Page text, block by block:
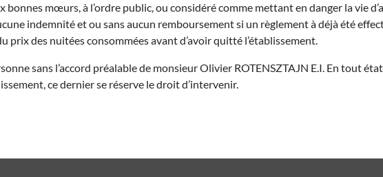
mœurs, à l’ordre public, ou considéré comme mettant en danger la vie
indemnité et ou sans aucun remboursement si un règlement à déjà été
prix des nuitées consommées avant d’avoir quitté l’établissement.
sans l’accord préalable de monsieur Olivier ROTENSZTAJN E.I. En tout
ce dernier se réserve le droit d’intervenir.